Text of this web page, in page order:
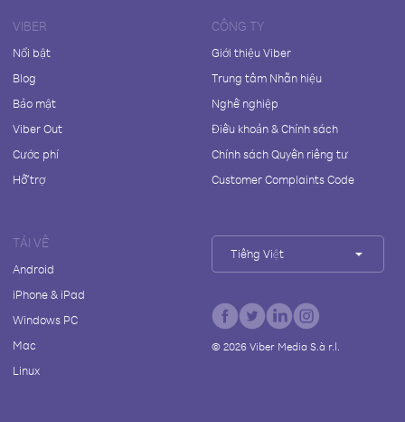
VIBER
Nổi bật
Blog
Bảo mật
Viber Out
Cước phí
Hỗ trợ
CÔNG TY
Giới thiệu Viber
Trung tâm Nhãn hiệu
Nghề nghiệp
Điều khoản & Chính sách
Chính sách Quyền riêng tư
Customer Complaints Code
TẢI VỀ
Android
iPhone & iPad
Windows PC
Mac
Linux
Tiếng Việt
© 2026Viber Media S.à r.l.